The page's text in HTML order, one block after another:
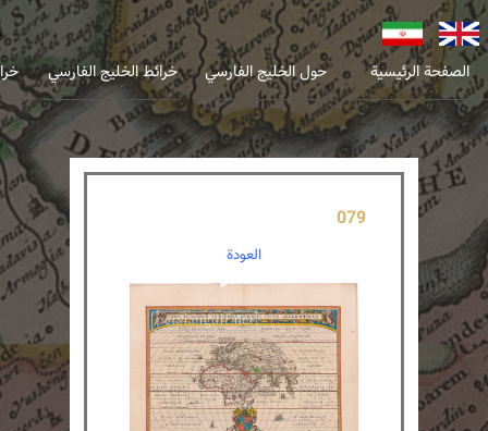
الصفحة الرئيسية حول الخليج الفارسي خرائط الخليج الفارسي
انگلیسی فارسی
079
العودة